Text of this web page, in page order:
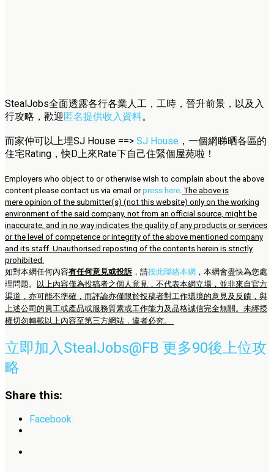
StealJobs全面透露各行各業人工，工時，晉升前景，以及入
行攻略，歡迎匿名提供收入資料。
而家仲可以上埋SJ House ==> SJ House ，一個網睇晒各區的
住宅Rating，快D上來Rate下自己住緊個屋苑啦！
Employers who object to or otherwise wish to complain about the above
content please contact us via email orpress here The above is
mere opinion of the submitter(s) (not this website) only on the working
environment of the said company, not from an official source, might be
inaccurate, and in no way indicates the quality of any products or services
or the level of competence or integrity of the above mentioned company
and its staff. Unauthorised reposting of the contents herein is strictly
prohibited.
如對本網任何內容有任何意見或投訴 ，請按此聯絡本網 ，本網會盡快為您處
理問題。
以上內容僅為投稿者之個人意見，不代表本網立場，並非來自官方
渠道，亦可能不準確，而評論亦僅限於投稿者對工作環境的意見及反饋，與
上述公司的員工或產品或服務質素或工作能力及品格誠信完全無關。未經授
權切勿轉載以上內容至第三方網站，違者必究。
立即加入StealJobs@FB 更多90後上位攻
略
Share this:
Facebook